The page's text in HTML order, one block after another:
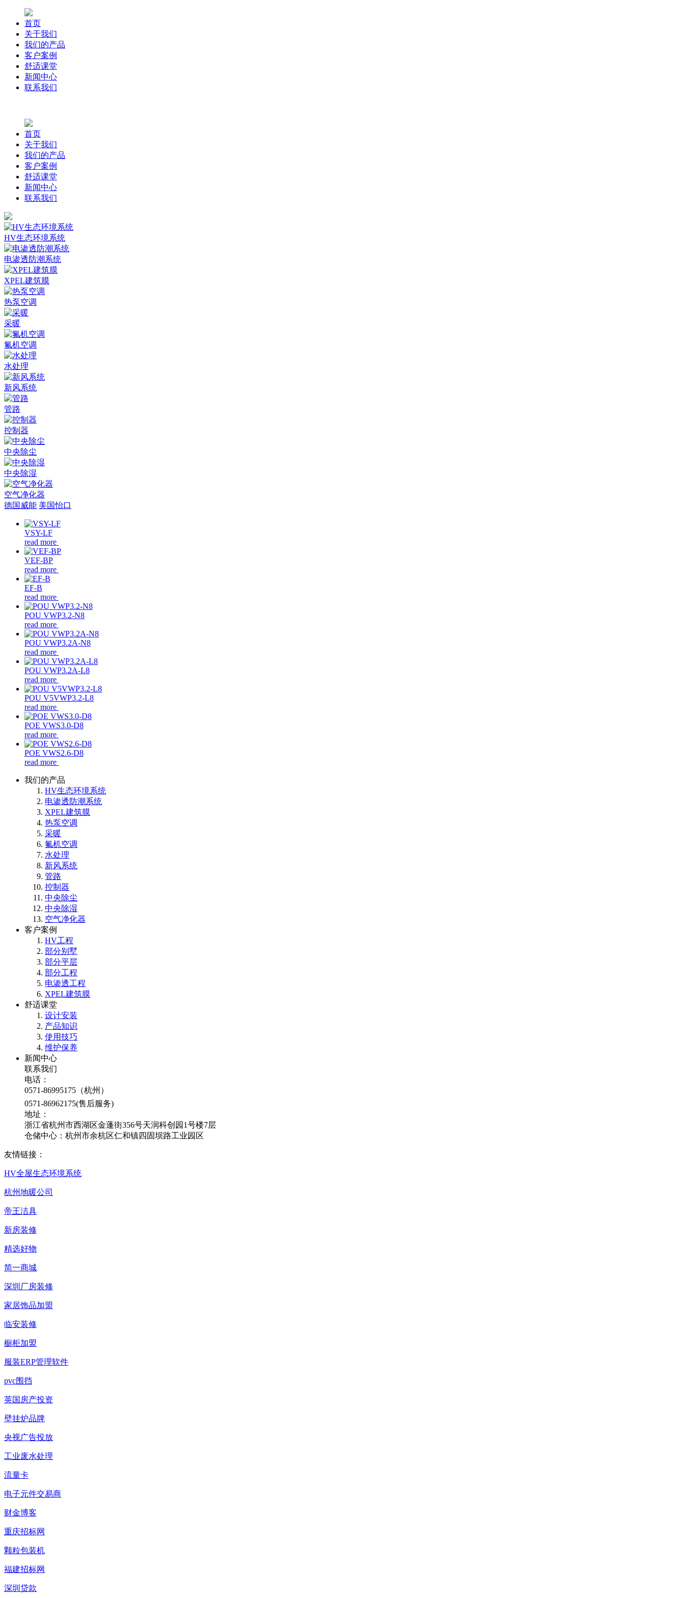
首页
关于我们
我们的产品
客户案例
舒适课堂
新闻中心
联系我们
首页
关于我们
我们的产品
客户案例
舒适课堂
新闻中心
联系我们
HV生态环境系统
电渗透防潮系统
XPEL建筑膜
热泵空调
采暖
氟机空调
水处理
新风系统
管路
控制器
中央除尘
中央除湿
空气净化器
德国威能 美国怡口
VSY-LF
read more
VEF-BP
read more
EF-B
read more
POU VWP3.2-N8
read more
POU VWP3.2A-N8
read more
POU VWP3.2A-L8
read more
POU V5VWP3.2-L8
read more
POE VWS3.0-D8
read more
POE VWS2.6-D8
read more
我们的产品
HV生态环境系统
电渗透防潮系统
XPEL建筑膜
热泵空调
采暖
氟机空调
水处理
新风系统
管路
控制器
中央除尘
中央除湿
空气净化器
客户案例
HV工程
部分别墅
部分平层
部分工程
电渗透工程
XPEL建筑膜
舒适课堂
设计安装
产品知识
使用技巧
维护保养
新闻中心
联系我们
电话：
0571-86995175（杭州）
0571-86962175(售后服务)
地址：
浙江省杭州市西湖区金蓬街356号天润科创园1号楼7层
仓储中心：杭州市余杭区仁和镇四固坝路工业园区
友情链接：
HV全屋生态环境系统
杭州地暖公司
帝王洁具
新房装修
精选好物
简一商城
深圳厂房装修
家居饰品加盟
临安装修
橱柜加盟
服装ERP管理软件
pvc围挡
英国房产投资
壁挂炉品牌
央视广告投放
工业废水处理
流量卡
电子元件交易商
财金博客
重庆招标网
颗粒包装机
福建招标网
深圳贷款